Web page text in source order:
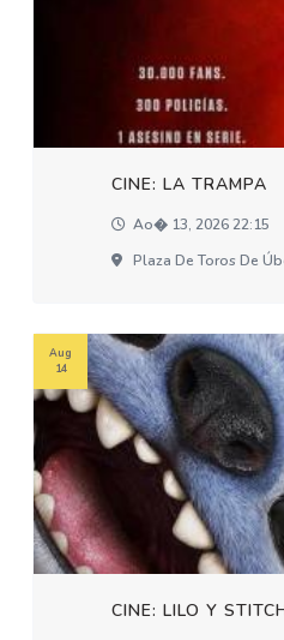
CINE: LA TRAMPA
Ao� 13, 2026 22:15
Plaza De Toros De
CINE: LILO Y
Aug
14